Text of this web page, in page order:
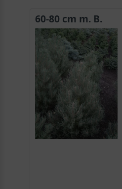
60-80 cm m. B.